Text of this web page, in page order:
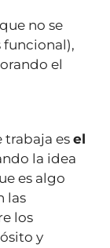
no se
funcional),
el
trabaja es el
la idea
es algo
las
los
y